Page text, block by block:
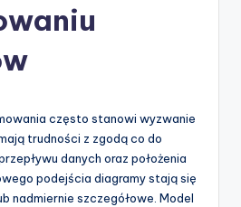
często stanowi wyzwanie
trudności z zgodą co do
danych oraz położenia
podejścia diagramy stają się
nadmiernie szczegółowe. Model